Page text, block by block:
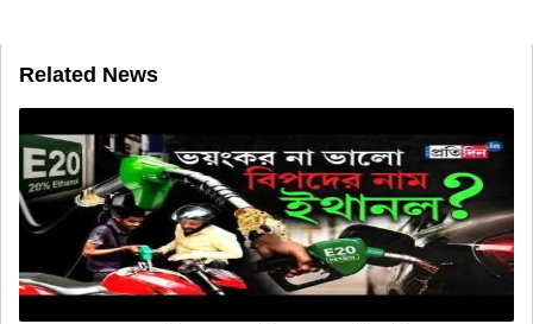
Related News